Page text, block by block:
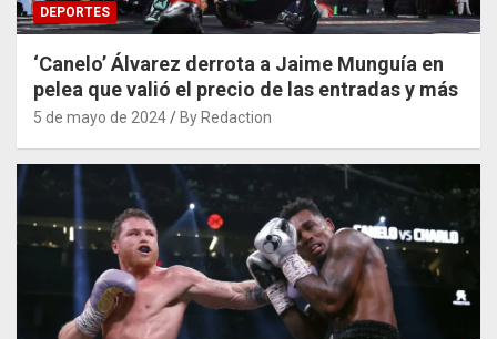
DEPORTES
‘Canelo’ Álvarez derrota a Jaime Munguía en
pelea que valió el precio de las entradas y más
5 de mayo de 2024 By Redaction